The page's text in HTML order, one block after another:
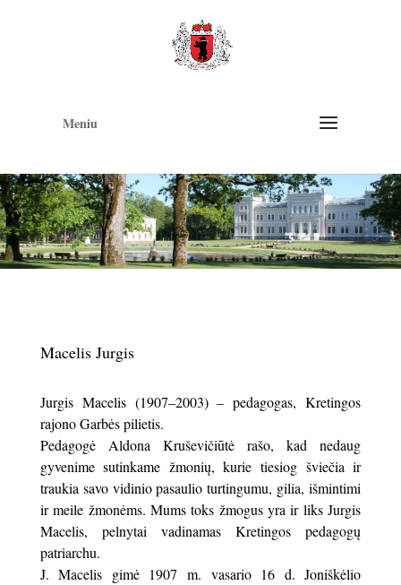
Meniu
Macelis Jurgis
Jurgis Macelis (1907–2003) – pedagogas, Kretingos
rajono Garbės pilietis.
Pedagogė Aldona Kruševičiūtė rašo, kad nedaug
gyvenime sutinkame žmonių, kurie tiesiog šviečia ir
traukia savo vidinio pasaulio turtingumu, gilia, išmintimi
ir meile žmonėms. Mums toks žmogus yra ir liks Jurgis
Macelis, pelnytai vadinamas Kretingos pedagogų
patriarchu.
J. Macelis gimė 1907 m. vasario 16 d. Joniškėlio